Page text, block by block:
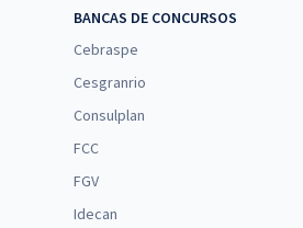
BANCAS DE CONCURSOS
Cebraspe
Cesgranrio
Consulplan
FCC
FGV
Idecan